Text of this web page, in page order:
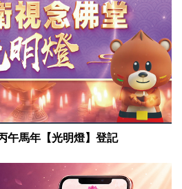
午馬年【光明燈】登記